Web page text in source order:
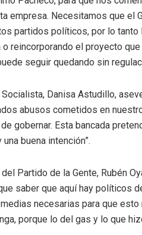
empresa. Necesitamos que el
partidos políticos, por lo tanto
o reincorporando el proyecto
seguir quedando sin
Danisa Astudillo,
abusos cometidos en
gobernar. Esta bancada
buena intención”.
Partido de la Gente, Rubén
saber que aquí hay políticos
necesarias para que
porque lo del gas y lo que